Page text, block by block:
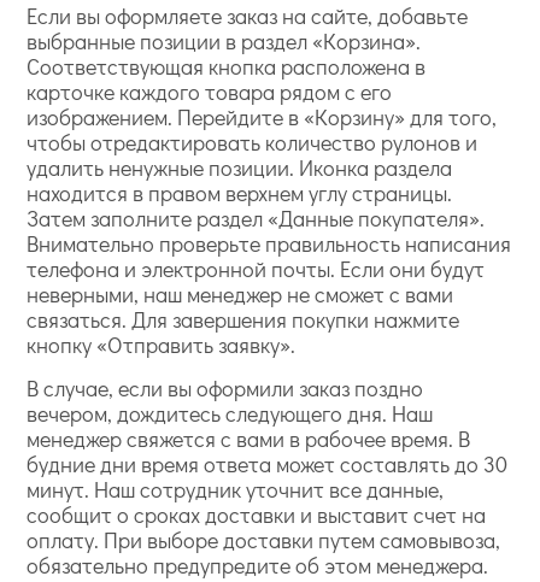
Если вы оформляете заказ на сайте, добавьте
выбранные позиции в раздел «Корзина».
Соответствующая кнопка расположена в
карточке каждого товара рядом с его
изображением. Перейдите в «Корзину» для того,
чтобы отредактировать количество рулонов и
удалить ненужные позиции. Иконка раздела
находится в правом верхнем углу страницы.
Затем заполните раздел «Данные покупателя».
Внимательно проверьте правильность написания
телефона и электронной почты. Если они будут
неверными, наш менеджер не сможет с вами
связаться. Для завершения покупки нажмите
кнопку «Отправить заявку».
В случае, если вы оформили заказ поздно
вечером, дождитесь следующего дня. Наш
менеджер свяжется с вами в рабочее время. В
будние дни время ответа может составлять до 30
минут. Наш сотрудник уточнит все данные,
сообщит о сроках доставки и выставит счет на
оплату. При выборе доставки путем самовывоза,
обязательно предупредите об этом менеджера.